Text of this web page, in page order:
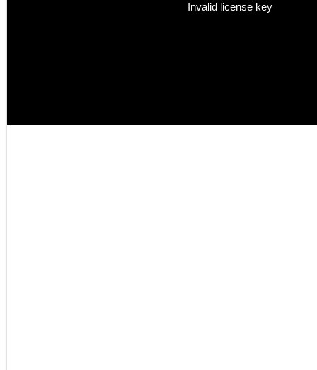
Invalid license key